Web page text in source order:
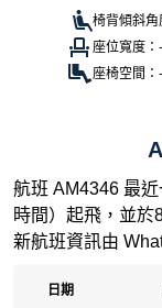
椅背傾斜角
座位寬度：
座椅空間：
航班 AM4346 最
時間）起飛，並於
新航班資訊由
日期